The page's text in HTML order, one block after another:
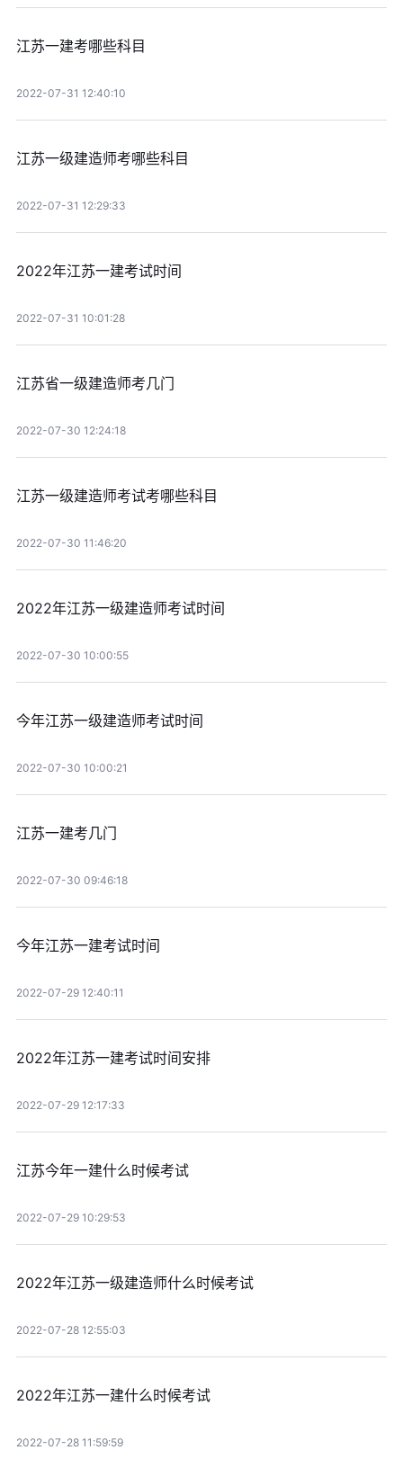
江苏一建考哪些科目
2022-07-31 12:40:10
江苏一级建造师考哪些科目
2022-07-31 12:29:33
2022年江苏一建考试时间
2022-07-31 10:01:28
江苏省一级建造师考几门
2022-07-30 12:24:18
江苏一级建造师考试考哪些科目
2022-07-30 11:46:20
2022年江苏一级建造师考试时间
2022-07-30 10:00:55
今年江苏一级建造师考试时间
2022-07-30 10:00:21
江苏一建考几门
2022-07-30 09:46:18
今年江苏一建考试时间
2022-07-29 12:40:11
2022年江苏一建考试时间安排
2022-07-29 12:17:33
江苏今年一建什么时候考试
2022-07-29 10:29:53
2022年江苏一级建造师什么时候考试
2022-07-28 12:55:03
2022年江苏一建什么时候考试
2022-07-28 11:59:59